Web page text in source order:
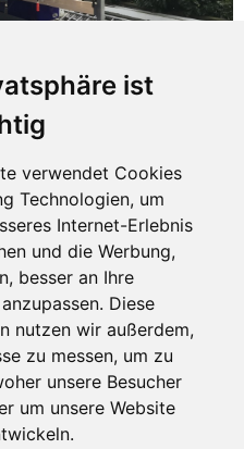
ist
verwendet Cookies
Technologien, um
Internet-Erlebnis
und die Werbung,
besser an Ihre
Diese
nutzen wir außerdem,
zu messen, um zu
unsere Besucher
um unsere Website
TEILEN